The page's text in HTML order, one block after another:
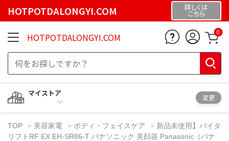
HOTPOTDALONGYI.COM 詳しくは
こちら
HOTPOTDALONGYI.COM 0
マイストア
変更
TOP 美容家電 ボディ・フェイスケア
新品未使用】バイタ
リフトRF EX EH-SR86-T パナソニック 美顔器 Panasonic（パナ